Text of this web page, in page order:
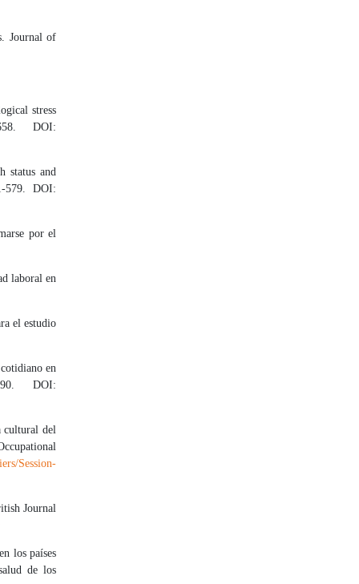
Journal of
stress
DOI:
status and
579. DOI:
por el
laboral en
el estudio
en
DOI:
cultural del
Session-
Journal
los países
de los